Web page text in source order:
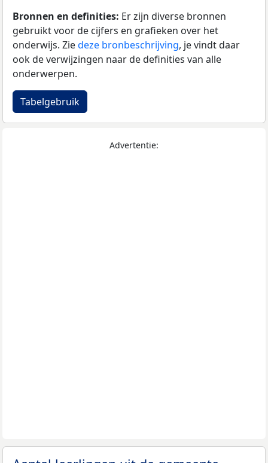
Bronnen en definities: Er zijn diverse bronnen
gebruikt voor de cijfers en grafieken over het
onderwijs. Ziedeze bronbeschrijving, je vindt daar
ook de verwijzingen naar de definities van alle
onderwerpen.
Tabelgebruik
Advertentie: